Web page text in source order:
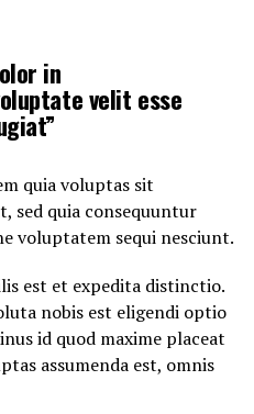
in
velit esse
quia voluptas sit
sed quia consequuntur
voluptatem sequi nesciunt.
est et expedita distinctio.
nobis est eligendi optio
id quod maxime placeat
assumenda est, omnis